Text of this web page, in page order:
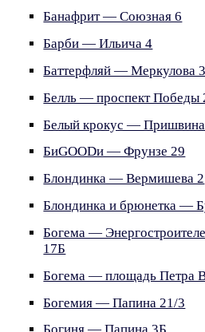
Банафрит — Союзная 6
Барби — Ильича 4
Баттерфляй — Меркулова 3
Белль — проспект Победы
Белый крокус —
БиGOODи — Фрунзе 29
Блондинка — Вермишева 2
Блондинка и брюнетка —
Богема —
17Б
Богема — площадь Петра
Богемия — Папина 21/3